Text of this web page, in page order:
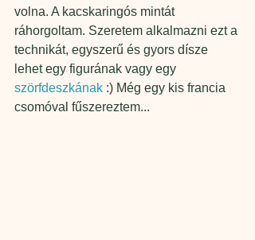
volna. A kacskaringós mintát
ráhorgoltam. Szeretem alkalmazni ezt a
technikát, egyszerű és gyors dísze
lehet egy figurának vagy egy
szörfdeszkának :) Még egy kis francia
csomóval fűszereztem...